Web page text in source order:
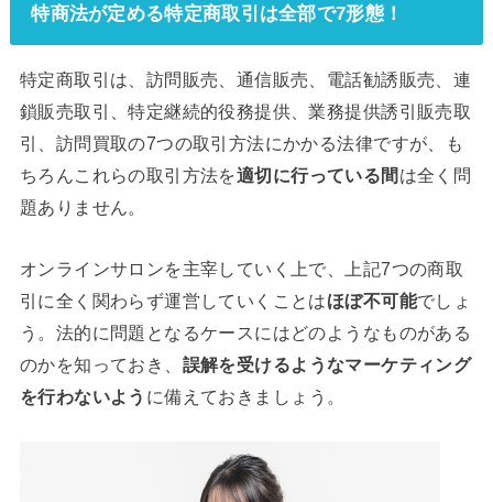
特商法が定める特定商取引は全部で7形態！
特定商取引は、訪問販売、通信販売、電話勧誘販売、連
鎖販売取引、特定継続的役務提供、業務提供誘引販売取
引、訪問買取の7つの取引方法にかかる法律ですが、も
ちろんこれらの取引方法を適切に行っている間 は全く問
題ありません。
オンラインサロンを主宰していく上で、上記7つの商取
引に全く関わらず運営していくことはほぼ不可能でしょ
う。法的に問題となるケースにはどのようなものがある
のかを知っておき、 誤解を受けるようなマーケティング
を行わないよう に備えておきましょう。